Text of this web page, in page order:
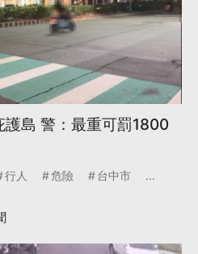
護島 警：最重可罰1800
行人 危險 台中市 ...